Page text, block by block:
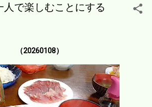
人で楽しむことにする
（20260108）